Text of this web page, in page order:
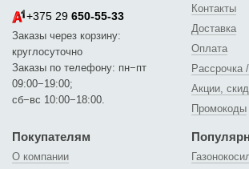
+375 29 650-55-33
Заказы через корзину:
круглосуточно
Заказы по телефону: пн−пт
09:00−19:00;
сб−вс 10:00−18:00.
Контакты
Доставка
Оплата
Рассрочка
Акции,
Промокоды
Покупателям
О компании